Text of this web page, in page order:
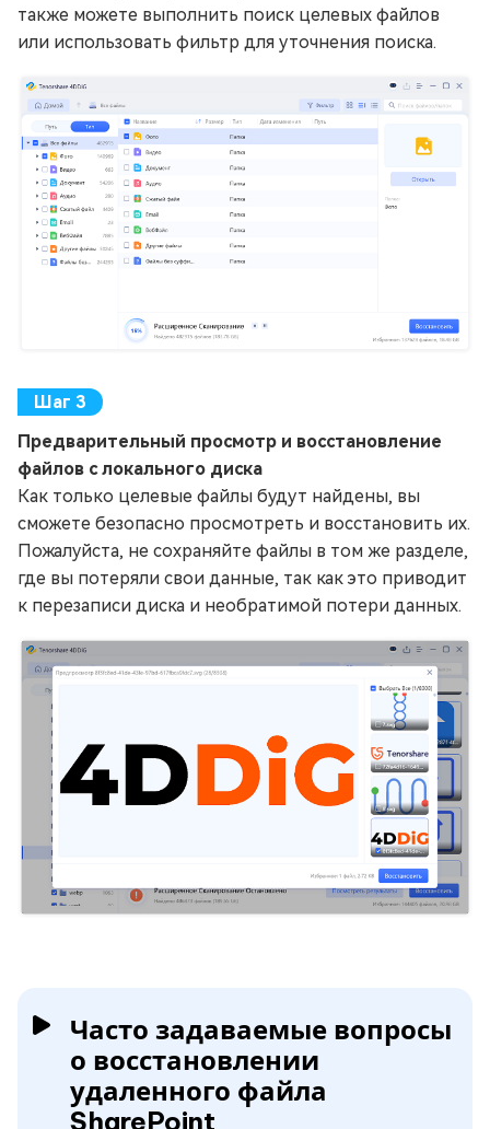
также можете выполнить поиск целевых файлов
или использовать фильтр для уточнения поиска.
Предварительный просмотр и восстановление
файлов с локального диска
Как только целевые файлы будут найдены, вы
сможете безопасно просмотреть и восстановить их.
Пожалуйста, не сохраняйте файлы в том же разделе,
где вы потеряли свои данные, так как это приводит
к перезаписи диска и необратимой потери данных.
Часто задаваемые вопросы
о восстановлении
удаленного файла
SharePoint